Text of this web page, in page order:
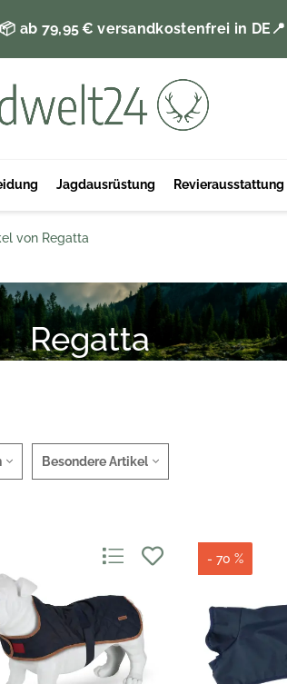
📦 ab 79,95 € versandkostenfrei in DE
Jagdausrüstung Revierausstattung
von Regatta
Regatta
Besondere Artikel
- 70 %